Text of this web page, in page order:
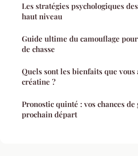
Les stratégies psychologiques
haut niveau
Guide ultime du camouflage
de chasse
Quels sont les bienfaits que vous
créatine ?
Pronostic quinté : vos chances de
prochain départ